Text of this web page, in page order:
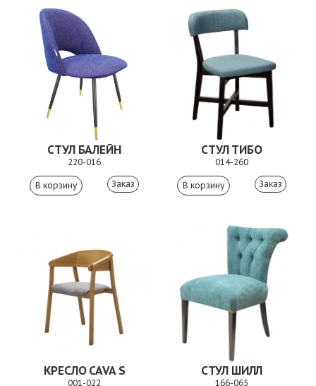
СТУЛ БАЛЕЙН
220-016
Заказ
СТУЛ ТИБО
014-260
Заказ
КРЕСЛО CAVA S
001-022
СТУЛ ШИЛЛ
166-065